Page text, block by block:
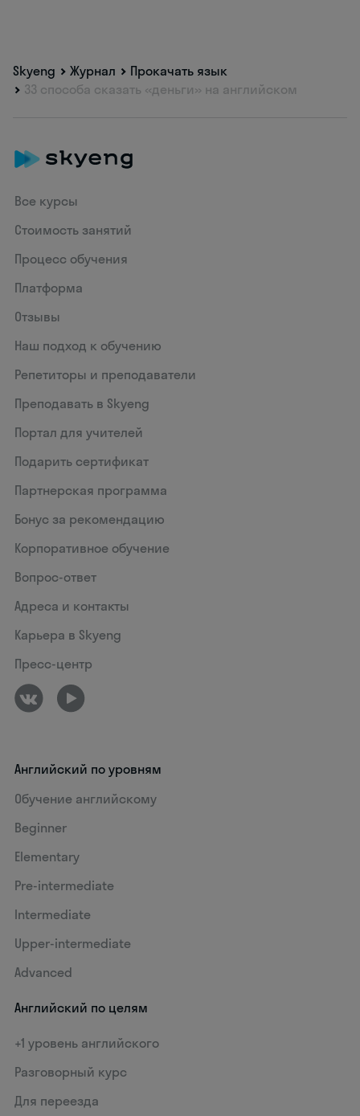
Skyeng Журнал
Прокачать язык
33 способа сказать «деньги» на английском
Все курсы
Стоимость занятий
Процесс обучения
Платформа
Отзывы
Наш подход к обучению
Репетиторы и преподаватели
Преподавать в Skyeng
Портал для учителей
Подарить сертификат
Партнерская программа
Бонус за рекомендацию
Корпоративное обучение
Вопрос-ответ
Адреса и контакты
Карьера в Skyeng
Пресс-центр
Английский по уровням
Обучение английскому
Beginner
Elementary
Pre-intermediate
Intermediate
Upper-intermediate
Advanced
Английский по целям
+1 уровень английского
Разговорный курс
Для переезда